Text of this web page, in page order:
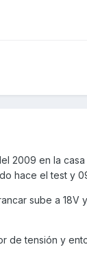
2009 en la
hace el test y
sube a 18V
tensión y